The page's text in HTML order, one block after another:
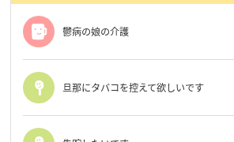
鬱病の娘の介護
旦那にタバコを控えて欲しいです